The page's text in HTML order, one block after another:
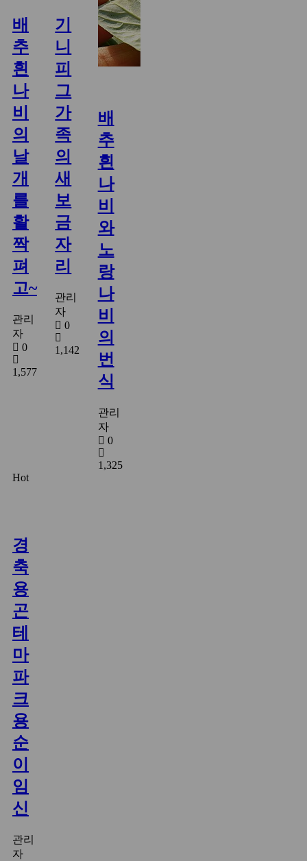
배
추
흰
나
비
의
날
개
를
활
짝
펴
고~
관리
자
0
1,577
기
니
피
그
가
족
의
새
보
금
자
리
관리
자
0
1,142
배
추
흰
나
비
와
노
랑
나
비
의
번
식
관리
자
0
1,325
Hot
경
축
용
곤
테
마
파
크
용
순
이
임
신
관리
자